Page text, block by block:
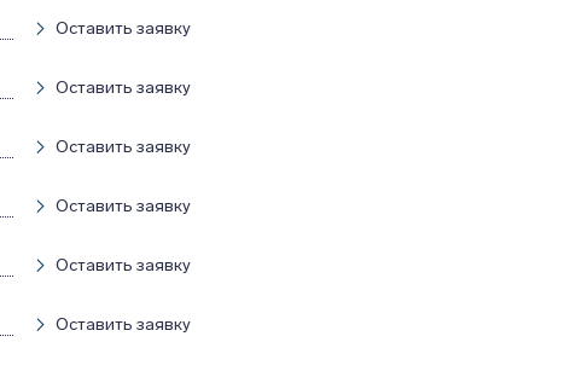
Оставить заявку
Оставить заявку
Оставить заявку
Оставить заявку
Оставить заявку
Оставить заявку